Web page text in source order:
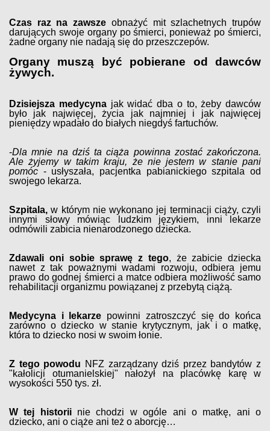
Czas raz na zawsze obnażyć mit szlachetnych trupów
darujących swoje organy po śmierci, ponieważ po śmierci,
żadne organy nie nadają się do przeszczepów.
Organy muszą być pobierane od dawców
żywych.
Dzisiejsza medycynajak widać dba o to, żeby dawców
było jak najwięcej, życia jak najmniej i jak najwięcej
pieniędzy wpadało do białych niegdyś fartuchów.
-Dla mnie na dziś ta ciąża powinna zostać zakończona.
Ale żyjemy w takim kraju, że nie jestem w stanie pani
pomóc - usłyszała, pacjentka pabianickiego szpitala od
swojego lekarza.
Szpitala, w którym nie wykonano jej terminacji ciąży, czyli
innymi słowy mówiąc ludzkim językiem, inni lekarze
odmówili zabicia nienarodzonego dziecka.
Zdawali oni sobie sprawę z tego, że zabicie dziecka
nawet z tak poważnymi wadami rozwoju, odbiera jemu
prawo do godnej śmierci a matce odbiera możliwość samo
rehabilitacji organizmu powiązanej z przebytą ciążą.
Medycyna i lekarze powinni zatroszczyć się do końca
zarówno o dziecko w stanie krytycznym, jak i o matkę,
która to dziecko nosi w swoim łonie.
Z tego powodu NFZ zarządzany dziś przez bandytów z
"kałolicji otumanielskiej" nałożył na placówkę karę w
wysokości 550 tys. zł.
W tej historiinie chodzi w ogóle ani o matkę, ani o
dziecko, ani o ciąże ani też o aborcję…